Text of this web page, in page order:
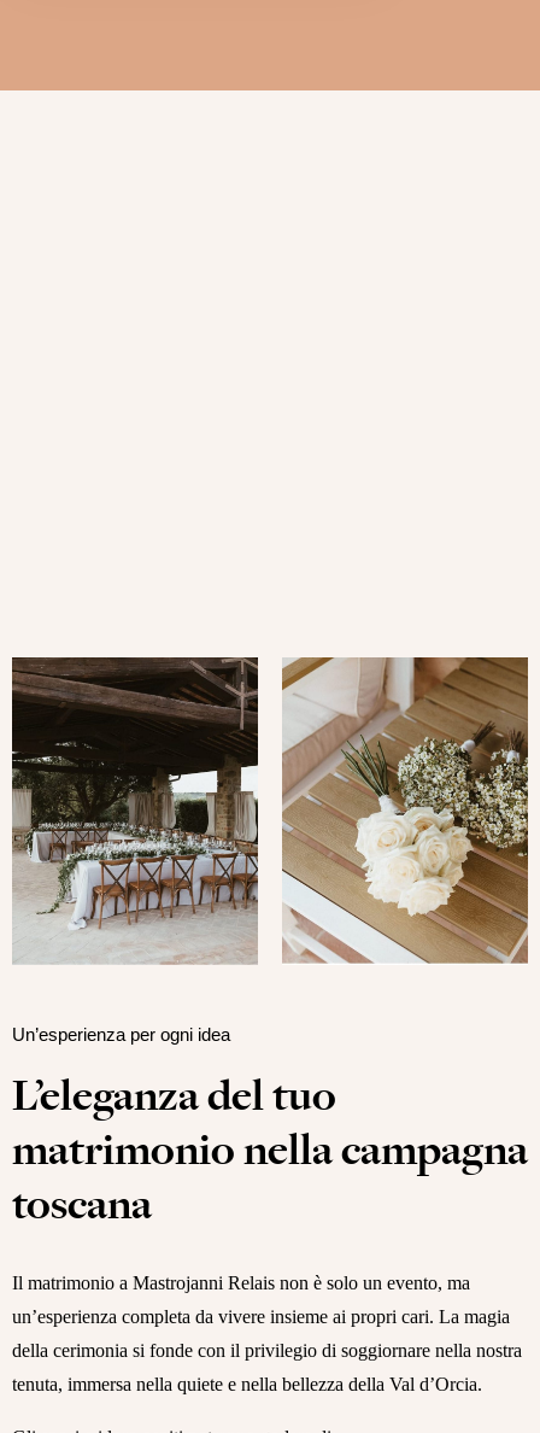
Un’esperienza per ogni idea
L’eleganza del tuo
matrimonio nella campagna
toscana
Il matrimonio a Mastrojanni Relais non è solo un evento, ma
un’esperienza completa da vivere insieme ai propri cari. La magia
della cerimonia si fonde con il privilegio di soggiornare nella nostra
tenuta, immersa nella quiete e nella bellezza della Val d’Orcia.